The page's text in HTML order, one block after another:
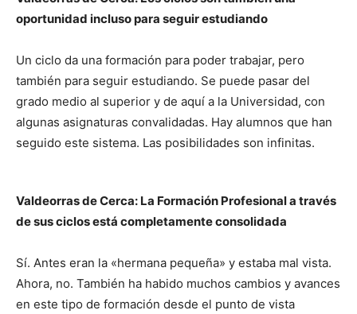
oportunidad incluso para seguir estudiando
Un ciclo da una formación para poder trabajar, pero
también para seguir estudiando. Se puede pasar del
grado medio al superior y de aquí a la Universidad, con
algunas asignaturas convalidadas. Hay alumnos que han
seguido este sistema. Las posibilidades son infinitas.
Valdeorras de Cerca: La Formación Profesional a través
de sus ciclos está completamente consolidada
Sí. Antes eran la «hermana pequeña» y estaba mal vista.
Ahora, no. También ha habido muchos cambios y avances
en este tipo de formación desde el punto de vista